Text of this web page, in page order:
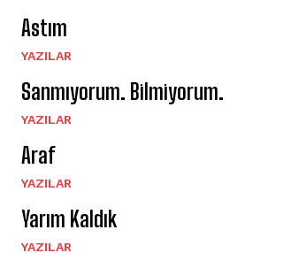
Astım
YAZILAR
Sanmıyorum. Bilmiyorum.
YAZILAR
Araf
YAZILAR
Yarım Kaldık
YAZILAR